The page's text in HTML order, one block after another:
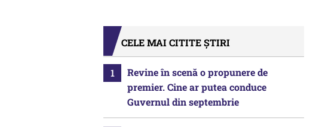
CELE MAI CITITE ȘTIRI
Revine în scenă o propunere de
premier. Cine ar putea conduce
Guvernul din septembrie